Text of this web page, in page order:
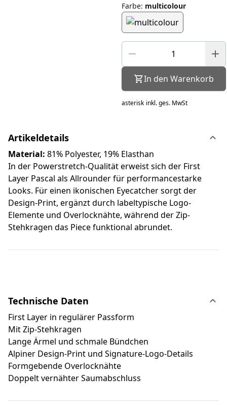
Farbe: multicolour
In den Warenkorb
asterisk inkl. ges. MwSt
Artikeldetails
Material: 81% Polyester, 19% Elasthan
In der Powerstretch-Qualität erweist sich der First
Layer Pascal als Allrounder für performancestarke
Looks. Für einen ikonischen Eyecatcher sorgt der
Design-Print, ergänzt durch labeltypische Logo-
Elemente und Overlocknähte, während der Zip-
Stehkragen das Piece funktional abrundet.
Technische Daten
First Layer in regulärer Passform
Mit Zip-Stehkragen
Lange Ärmel und schmale Bündchen
Alpiner Design-Print und Signature-Logo-Details
Formgebende Overlocknähte
Doppelt vernähter Saumabschluss